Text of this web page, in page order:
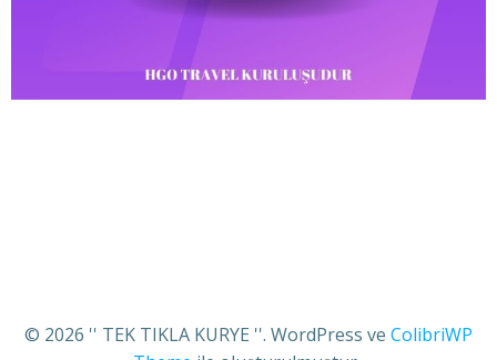
© 2026 '' TEK TIKLA KURYE ''. WordPress ve ColibriWP